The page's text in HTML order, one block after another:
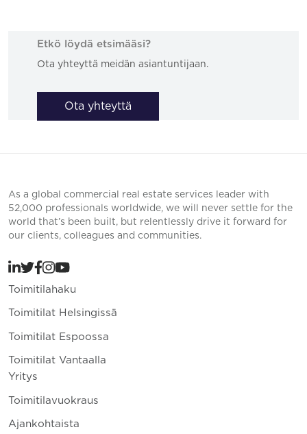
Etkö löydä etsimääsi?
Ota yhteyttä meidän asiantuntijaan.
Ota yhteyttä
As a global commercial real estate services leader with
52,000 professionals worldwide, we will never settle for the
world that’s been built, but relentlessly drive it forward for
our clients, colleagues and communities.
Toimitilahaku
Toimitilat Helsingissä
Toimitilat Espoossa
Toimitilat Vantaalla
Yritys
Toimitilavuokraus
Ajankohtaista